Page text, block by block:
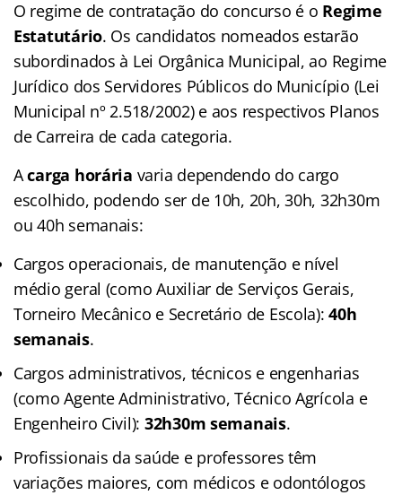
O regime de contratação do concurso é o Regime
Estatutário. Os candidatos nomeados estarão
subordinados à Lei Orgânica Municipal, ao Regime
Jurídico dos Servidores Públicos do Município (Lei
Municipal nº 2.518/2002) e aos respectivos Planos
de Carreira de cada categoria.
Acarga horária varia dependendo do cargo
escolhido, podendo ser de 10h, 20h, 30h, 32h30m
ou 40h semanais:
Cargos operacionais, de manutenção e nível
médio geral (como Auxiliar de Serviços Gerais,
Torneiro Mecânico e Secretário de Escola):40h
semanais.
Cargos administrativos, técnicos e engenharias
(como Agente Administrativo, Técnico Agrícola e
Engenheiro Civil): 32h30m semanais.
Profissionais da saúde e professores têm
variações maiores, com médicos e odontólogos